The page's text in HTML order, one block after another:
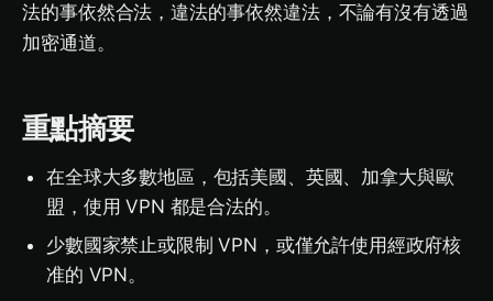
法的事依然合法，違法的事依然違法，不論有沒有透過
加密通道。
重點摘要
在全球大多數地區，包括美國、英國、加拿大與歐
盟，使用 VPN 都是合法的。
少數國家禁止或限制 VPN，或僅允許使用經政府核
准的 VPN。